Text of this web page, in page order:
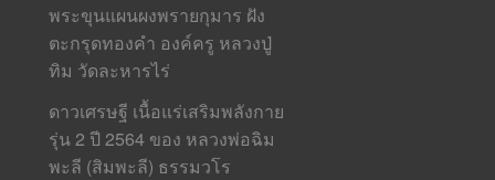
พระขุนแผนผงพรายกุมาร ฝัง
ตะกรุดทองคำ องค์ครู หลวงปู่
ทิม วัดละหารไร่
ดาวเศรษฐี เนื้อแร่เสริมพลังกาย
รุ่น 2 ปี 2564 ของ หลวงพ่อฉิม
พะลี (สิมพะลี) ธรรมวโร